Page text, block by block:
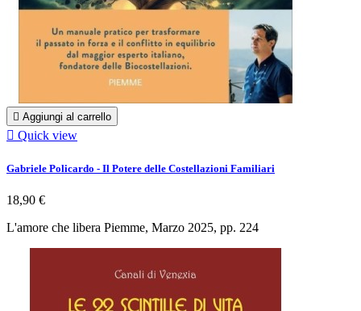
 Aggiungi al carrello
 Quick view
Gabriele Policardo - Il Potere delle Costellazioni Familiari
18,90 €
L'amore che libera Piemme, Marzo 2025, pp. 224